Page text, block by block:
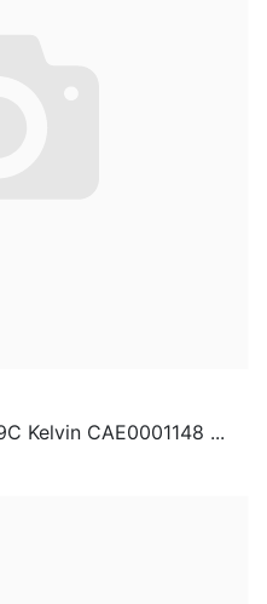
Kelvin CAE0001148 ...